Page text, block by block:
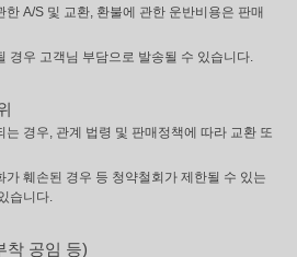
A/S 및 교환, 환불에 관한 운반비용은 판매
경우 고객님 부담으로 발송될 수 있습니다.
경우, 관계 법령 및 판매정책에 따라 교환 또
훼손된 경우 등 청약철회가 제한될 수 있는
습니다.
착 공임 등)